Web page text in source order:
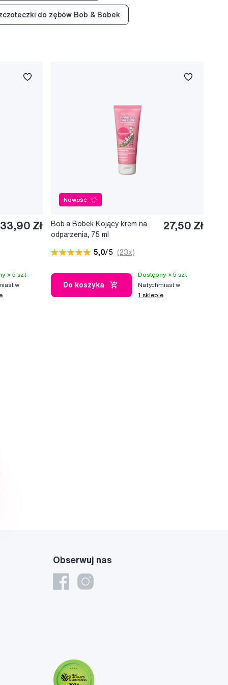
do zębów Bob & Bobek
33,90 Zł
> 5 szt
w
Nowość
Bob a Bobek Kojący krem na
odparzenia, 75 ml
27,50 Zł
5,0/5 (23x)
Do koszyka
Dostępny > 5 szt
Natychmiast w
1 sklepie
Obserwuj nas